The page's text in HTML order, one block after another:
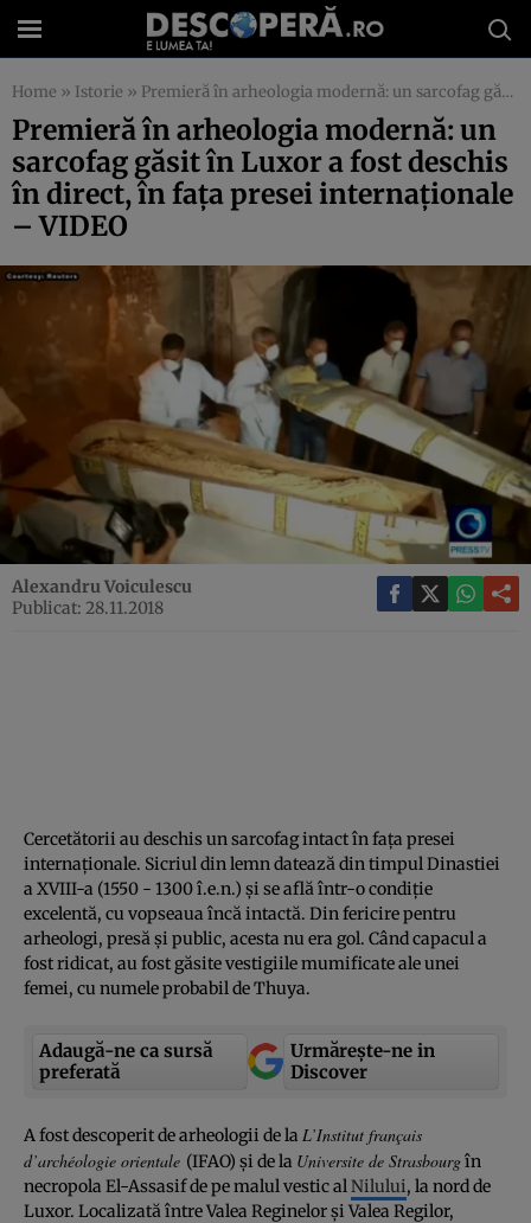
Home » Istorie » Premieră în arheologia modernă: un sarcofag găsit în Luxor a fost deschis în direct, în faţa presei internaţionale – VIDEO
Premieră în arheologia modernă: un
sarcofag găsit în Luxor a fost deschis
în direct, în faţa presei internaţionale
– VIDEO
Alexandru Voiculescu
Publicat: 28.11.2018
Cercetătorii au deschis un sarcofag intact în faţa presei
internaţionale. Sicriul din lemn datează din timpul Dinastiei
a XVIII-a (1550 - 1300 î.e.n.) şi se află într-o condiţie
excelentă, cu vopseaua încă intactă. Din fericire pentru
arheologi, presă şi public, acesta nu era gol. Când capacul a
fost ridicat, au fost găsite vestigiile mumificate ale unei
femei, cu numele probabil de Thuya.
Adaugă-ne ca sursă
preferată
Urmărește-ne in
Discover
A fost descoperit de arheologii de la L’Institut français
d’archéologie orientale (IFAO) şi de la Universite de Strasbourgîn
necropola El-Assasif de pe malul vestic alNilului, la nord de
Luxor. Localizată între Valea Reginelor şi Valea Regilor,